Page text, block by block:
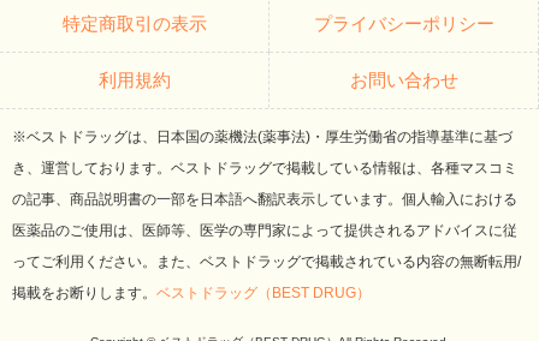
特定商取引の表示 プライバシーポリシー
利用規約 お問い合わせ
※ベストドラッグは、日本国の薬機法(薬事法)・厚生労働省の指導基準に基づ
き、運営しております。ベストドラッグで掲載している情報は、各種マスコミ
の記事、商品説明書の一部を日本語へ翻訳表示しています。個人輸入における
医薬品のご使用は、医師等、医学の専門家によって提供されるアドバイスに従
ってご利用ください。また、ベストドラッグで掲載されている内容の無断転用/
掲載をお断りします。 ベストドラッグ（BEST DRUG）